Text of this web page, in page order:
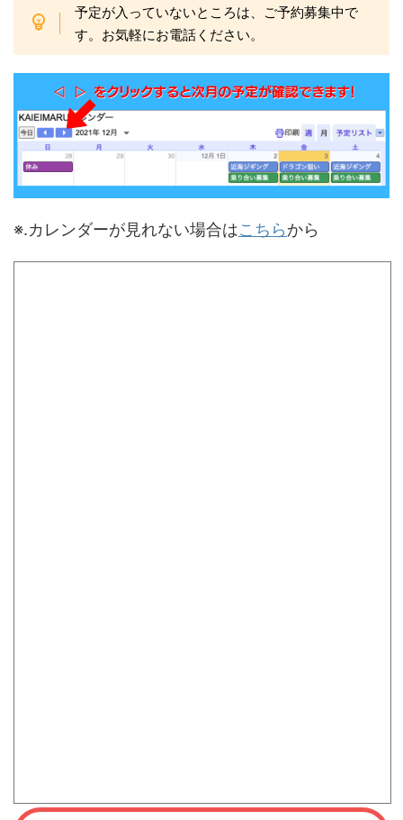
予定が入っていないところは、ご予約募集中で
す。お気軽にお電話ください。
※.カレンダーが見れない場合はこちらから